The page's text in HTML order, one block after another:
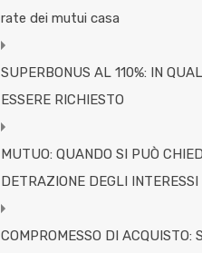
rate dei mutui casa
SUPERBONUS AL 110%: IN
ESSERE RICHIESTO
MUTUO: QUANDO SI PUÒ
DETRAZIONE DEGLI INTERESSI
COMPROMESSO DI ACQUISTO: